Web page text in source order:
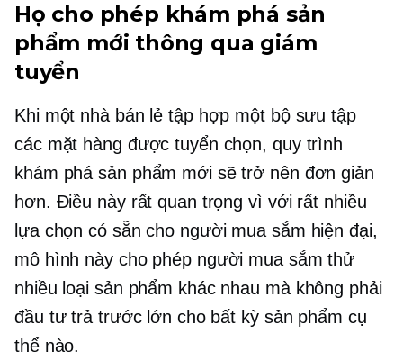
Họ cho phép khám phá sản
phẩm mới thông qua giám
tuyển
Khi một nhà bán lẻ tập hợp một bộ sưu tập
các mặt hàng được tuyển chọn, quy trình
khám phá sản phẩm mới sẽ trở nên đơn giản
hơn. Điều này rất quan trọng vì với rất nhiều
lựa chọn có sẵn cho người mua sắm hiện đại,
mô hình này cho phép người mua sắm thử
nhiều loại sản phẩm khác nhau mà không phải
đầu tư trả trước lớn cho bất kỳ sản phẩm cụ
thể nào.